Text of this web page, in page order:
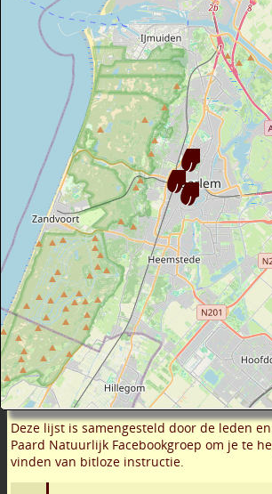
Deze lijst is samengesteld door de leden
Paard Natuurlijk Facebookgroep om je te
vinden van bitloze instructie.